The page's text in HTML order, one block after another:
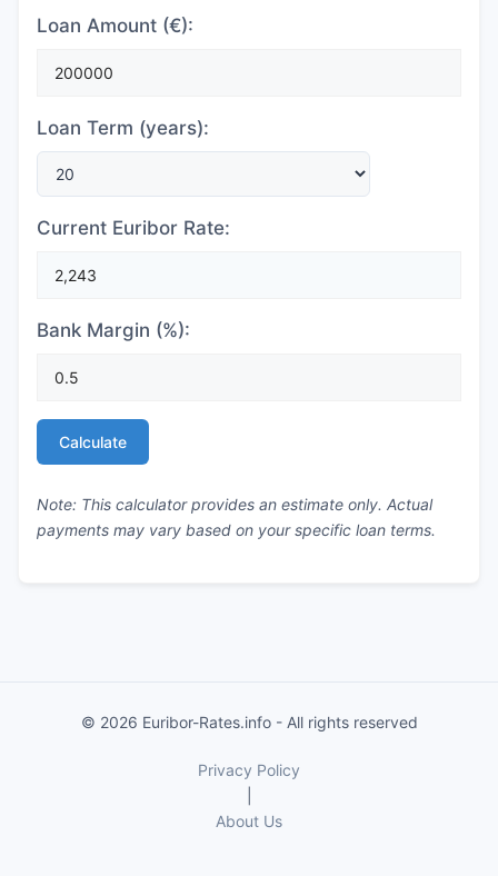
Loan Amount (€):
Loan Term (years):
Current Euribor Rate:
Bank Margin (%):
Calculate
Note: This calculator provides an estimate only. Actual
payments may vary based on your specific loan terms.
© 2026 Euribor-Rates.info - All rights reserved
Privacy Policy
About Us